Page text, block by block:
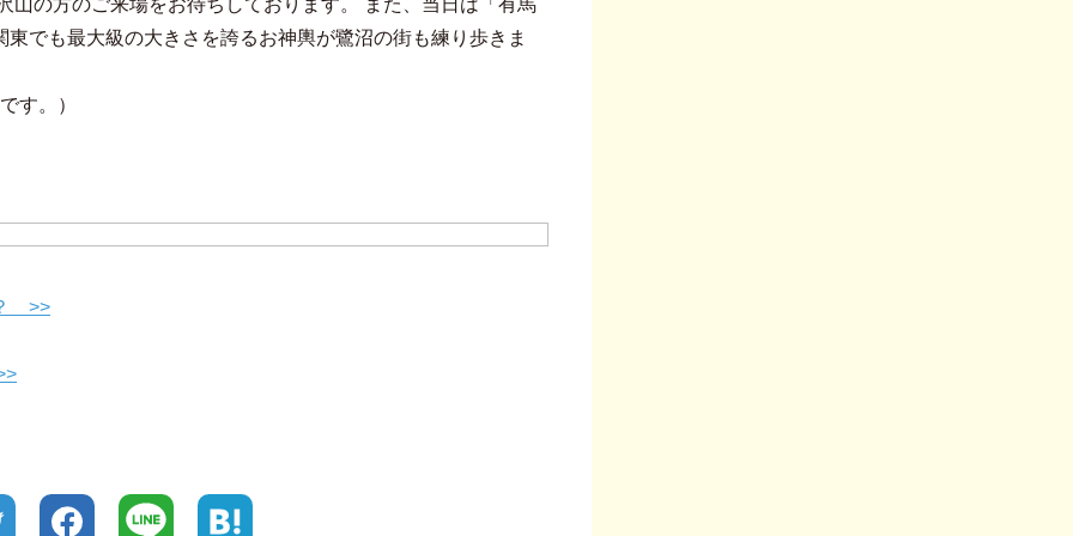
山の方のご来場をお待ちしております。 また、当日は「有馬
でも最大級の大きさを誇るお神輿が鷺沼の街も練り歩きま
す。）
>>